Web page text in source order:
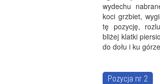
wydechu
koci grzbiet,
tę pozycję,
bliżej klatki
do dołu i ku
Pozycja nr 2